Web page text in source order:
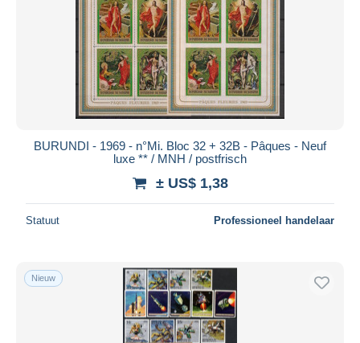
BURUNDI - 1969 - n°Mi. Bloc 32 + 32B - Pâques - Neuf
luxe ** / MNH / postfrisch
± US$ 1,38
Statuut Professioneel handelaar
Nieuw